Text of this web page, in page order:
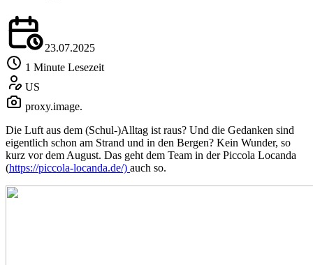
23.07.2025
1 Minute Lesezeit
US
proxy.image.
Die Luft aus dem (Schul-)Alltag ist raus? Und die Gedanken sind
eigentlich schon am Strand und in den Bergen? Kein Wunder, so
kurz vor dem August. Das geht dem Team in der Piccola Locanda
(https://piccola-locanda.de/) auch so.